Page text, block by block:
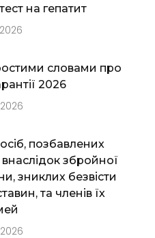
на гепатит
словами про
2026
позбавлених
збройної
зниклих безвісти
та членів їх